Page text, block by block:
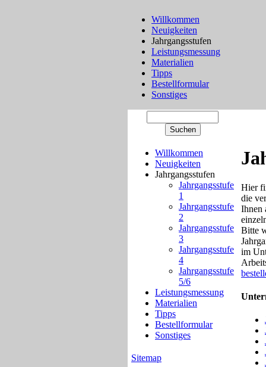
Willkommen
Neuigkeiten
Jahrgangsstufen
Leistungsmessung
Materialien
Tipps
Bestellformular
Sonstiges
Willkommen
Neuigkeiten
Jahrgangsstufen
Jahrgangsstufe
1
Jahrgangsstufe
2
Jahrgangsstufe
3
Jahrgangsstufe
4
Jahrgangsstufe
5/6
Leistungsmessung
Materialien
Tipps
Bestellformular
Sonstiges
Sitemap
Hier
die
Ihnen
Bitte
im